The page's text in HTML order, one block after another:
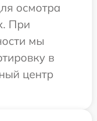
осмотра
При
мы
в
центр